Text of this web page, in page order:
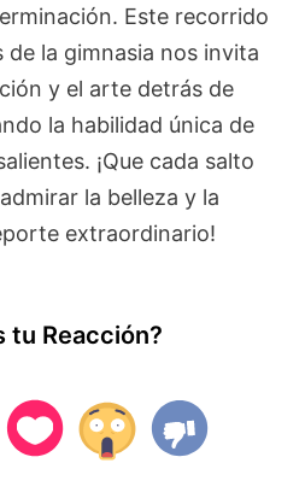
Este recorrido
de la gimnasia nos invita
y el arte detrás de
la habilidad única de
¡Que cada salto
la belleza y la
extraordinario!
tu Reacción?